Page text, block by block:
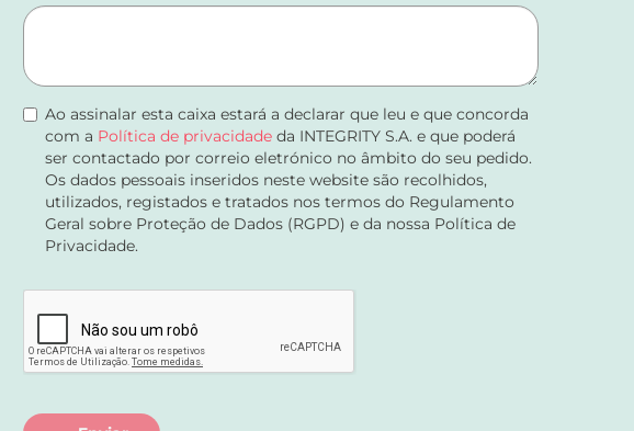
Ao assinalar esta caixa estará a declarar que leu e que concorda
com a Política de privacidade da INTEGRITY S.A. e que poderá
ser contactado por correio eletrónico no âmbito do seu pedido.
Os dados pessoais inseridos neste website são recolhidos,
utilizados, registados e tratados nos termos do Regulamento
Geral sobre Proteção de Dados (RGPD) e da nossa Política de
Privacidade.